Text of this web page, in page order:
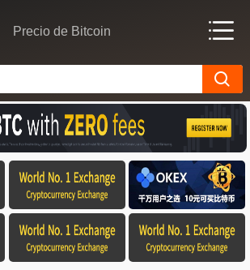
Precio de Bitcoin